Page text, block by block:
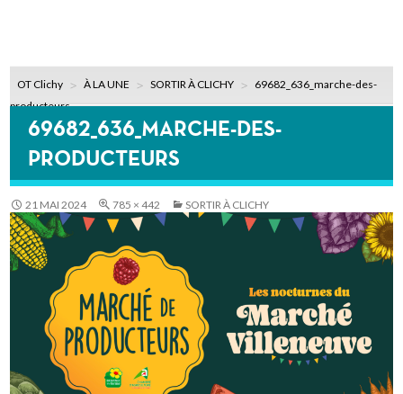
OT Clichy À LA UNE SORTIR À CLICHY
69682_636_marche-des-
producteurs
69682_636_MARCHE-DES-
PRODUCTEURS
21 MAI 2024 785 × 442 SORTIR À CLICHY